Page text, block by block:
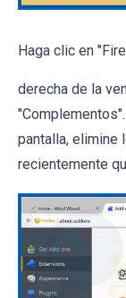
Haga clic en
derecha de la
pantalla, elimine
recientemente